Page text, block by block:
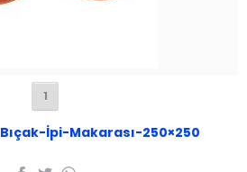
1
Bıçak-İpi-Makarası-250×250